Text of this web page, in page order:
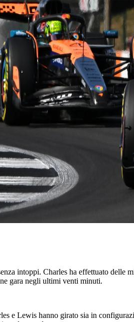
intoppi. Charles ha effettuato
gara negli ultimi venti minuti.
e Lewis hanno girato sia in